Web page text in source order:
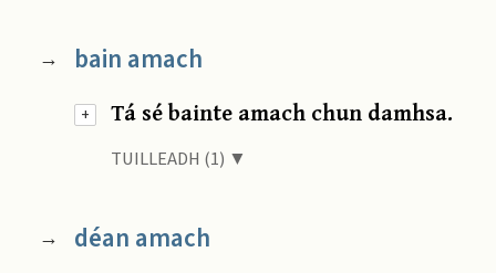
+
→ bain amach
Tá sé bainte amach chun damhsa.
TUILLEADH (1) ▼
→ déan amach